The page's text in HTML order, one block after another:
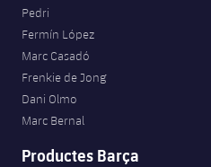
Pedri
Fermín López
Marc Casadó
Frenkie de Jong
Dani Olmo
Marc Bernal
Productes Barça